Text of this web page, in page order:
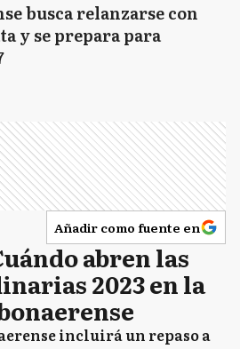
busca relanzarse con
y se prepara para
Añadir como fuente en
abren las
2023 en la
incluirá un repaso a